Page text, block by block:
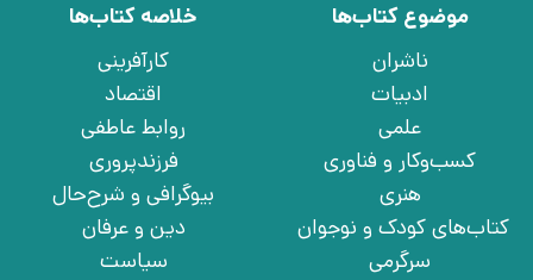
موضوع کتاب‌ها
ناشران
ادبیات
علمی
کسب‌وکار و فناوری
هنری
کتاب‌های کودک و نوجوان
سرگرمی
خلاصه کتاب‌ها
کارآفرینی
اقتصاد
روابط عاطفی
فرزندپروری
بیوگرافی و شرح‌حال
دین و عرفان
سیاست